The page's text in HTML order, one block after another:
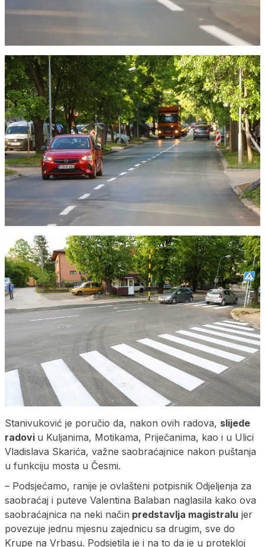
Stanivuković je poručio da, nakon ovih radova, slijede
radovi u Kuljanima, Motikama, Priječanima, kao i u Ulici
Vladislava Skarića, važne saobraćajnice nakon puštanja
u funkciju mosta u Česmi.
– Podsjećamo, ranije je ovlašteni potpisnik Odjeljenja za
saobraćaj i puteve Valentina Balaban naglasila kako ova
saobraćajnica na neki način predstavlja magistralu jer
povezuje jednu mjesnu zajednicu sa drugim, sve do
Krupe na Vrbasu. Podsjetila je i na to da je u protekloj